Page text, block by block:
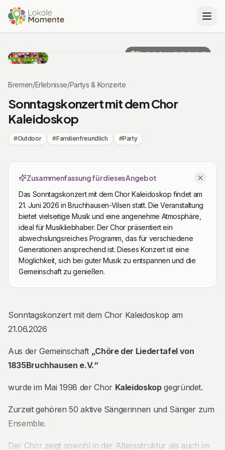
Findet demnächst statt
Bremen/Erlebnisse/Partys & Konzerte
Sonntagskonzert mit dem Chor
Kaleidoskop
#Outdoor #Familienfreundlich #Party
Zusammenfassung für dieses Angebot
Das Sonntagskonzert mit dem Chor Kaleidoskop findet am
21. Juni 2026 in Bruchhausen-Vilsen statt. Die Veranstaltung
bietet vielseitige Musik und eine angenehme Atmosphäre,
ideal für Musikliebhaber. Der Chor präsentiert ein
abwechslungsreiches Programm, das für verschiedene
Generationen ansprechend ist. Dieses Konzert ist eine
Möglichkeit, sich bei guter Musik zu entspannen und die
Gemeinschaft zu genießen.
Beschreibung
Sonntagskonzert mit dem Chor Kaleidoskop am
21.06.2026
Aus der Gemeinschaft „Chöre der Liedertafel von
1835Bruchhausen e.V.“
wurde im Mai 1998 der Chor Kaleidoskopgegründet.
Zurzeit gehören 50 aktive Sängerinnen und Sänger zum
Ensemble.
Der Chor zeigt sowohl in der Altersstruktur als auch im